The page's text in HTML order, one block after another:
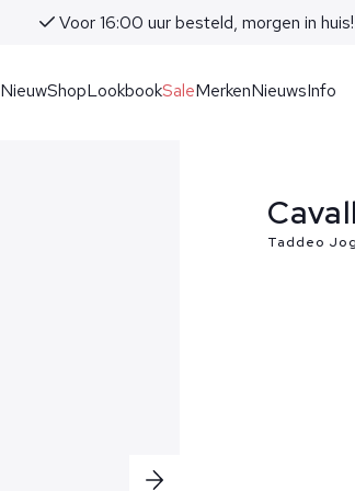
Voor 16:00 uur besteld, morgen in huis!
NieuwShopLookbookSaleMerkenNieuwsInfo
Taddeo